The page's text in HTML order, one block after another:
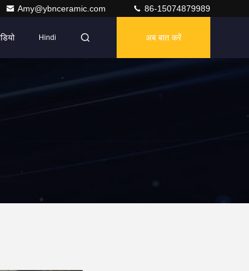
Amy@ybnceramic.com 86-15074879989
Hindi अब बात करें